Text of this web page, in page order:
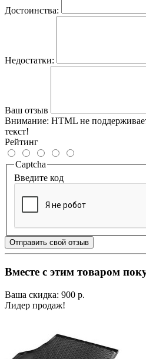
Достоинства:
Недостатки:
Ваш отзыв
Внимание: HTML не
текст!
Рейтинг
Captcha
Введите код
Отправить свой отзыв
Вместе с этим товаром
Ваша скидка: 900 р.
Лидер продаж!